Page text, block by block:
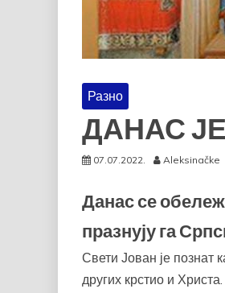
Разно
ДАНАС
07.07.2022. Aleksinačke
Данас се
празнују га
Свети Јован је познат
других крстио и